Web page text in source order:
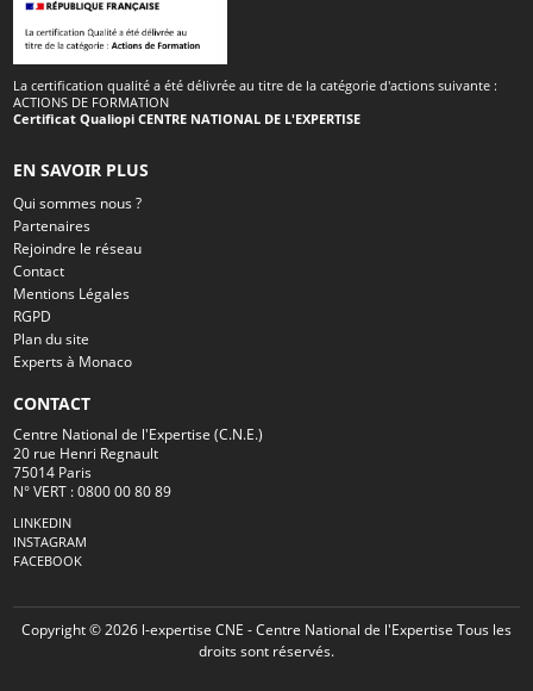
La certification qualité a été délivrée au titre de la catégorie d'actions suivante :
ACTIONS DE FORMATION
Certificat Qualiopi CENTRE NATIONAL DE L'EXPERTISE
EN SAVOIR PLUS
Qui sommes nous ?
Partenaires
Rejoindre le réseau
Contact
Mentions Légales
RGPD
Plan du site
Experts à Monaco
CONTACT
Centre National de l'Expertise (C.N.E.)
20 rue Henri Regnault
75014 Paris
N° VERT : 0800 00 80 89
LINKEDIN
INSTAGRAM
FACEBOOK
Copyright © 2026 l-expertise CNE - Centre National de l'Expertise Tous les
droits sont réservés.